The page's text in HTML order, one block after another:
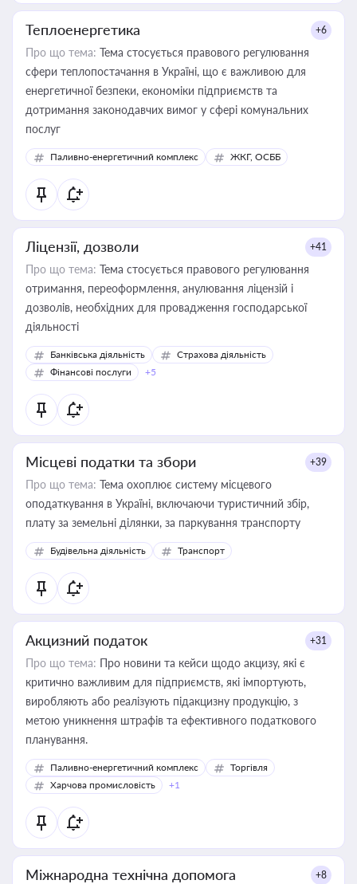
Теплоенергетика +6
Про що тема: Тема стосується правового регулювання
сфери теплопостачання в Україні, що є важливою для
енергетичної безпеки, економіки підприємств та
дотримання законодавчих вимог у сфері комунальних
послуг
Паливно-енергетичний комплекс ЖКГ, ОСББ
Ліцензії, дозволи +41
Про що тема: Тема стосується правового регулювання
отримання, переоформлення, анулювання ліцензій і
дозволів, необхідних для провадження господарської
діяльності
Банківська діяльність
Страхова діяльність
Фінансові послуги
+5
Місцеві податки та збори +39
Про що тема: Тема охоплює систему місцевого
оподаткування в Україні, включаючи туристичний збір,
плату за земельні ділянки, за паркування транспорту
Будівельна діяльність Транспорт
Акцизний податок +31
Про що тема: Про новини та кейси щодо акцизу, які є
критично важливим для підприємств, які імпортують,
виробляють або реалізують підакцизну продукцію, з
метою уникнення штрафів та ефективного податкового
планування.
Паливно-енергетичний комплекс
Торгівля
Харчова промисловість
+1
Міжнародна технічна допомога +8